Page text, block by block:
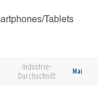
Tablets
Industrie-
Durchschnitt
Mai